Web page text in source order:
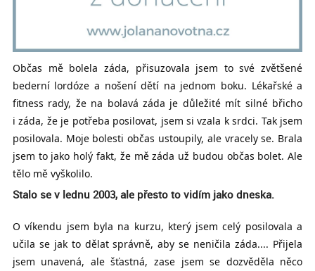
Občas mě bolela záda, přisuzovala jsem to své zvětšené
bederní lordóze a nošení dětí na jednom boku. Lékařské a
fitness rady, že na bolavá záda je důležité mít silné břicho
i záda, že je potřeba posilovat, jsem si vzala k srdci. Tak jsem
posilovala. Moje bolesti občas ustoupily, ale vracely se. Brala
jsem to jako holý fakt, že mě záda už budou občas bolet. Ale
tělo mě vyškolilo.
Stalo se v lednu 2003, ale přesto to vidím jako dneska.
O víkendu jsem byla na kurzu, který jsem celý posilovala a
učila se jak to dělat správně, aby se neničila záda.... Přijela
jsem unavená, ale šťastná, zase jsem se dozvěděla něco